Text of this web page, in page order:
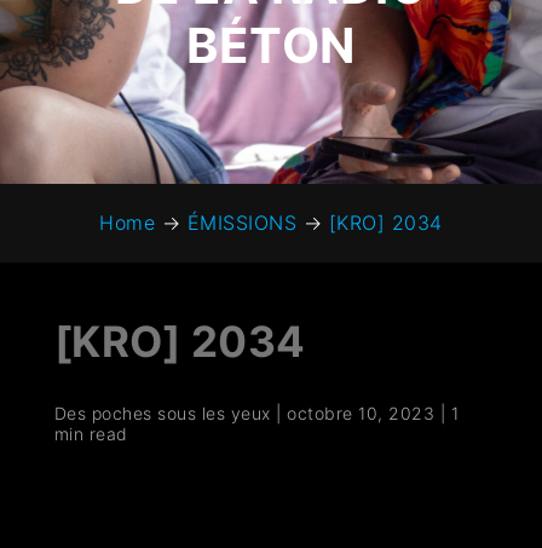
BÉTON
Home → ÉMISSIONS → [KRO] 2034
[KRO] 2034
Des poches sous les yeux |octobre 10, 2023
1
min read